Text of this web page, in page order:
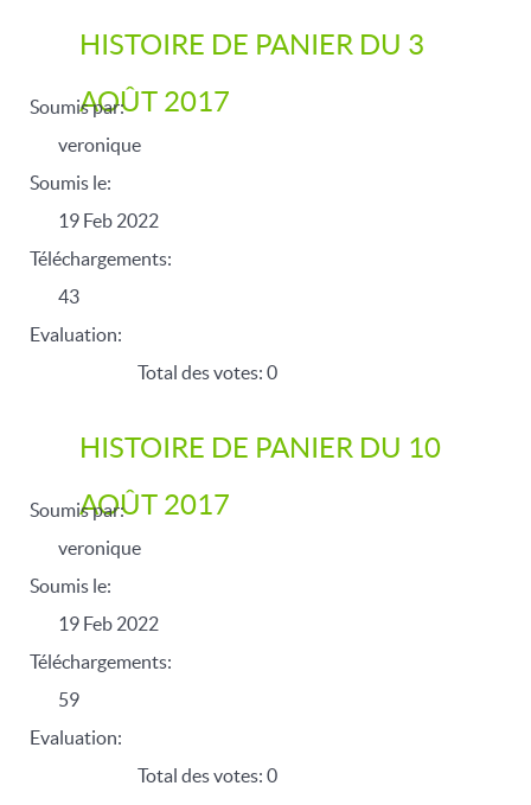
HISTOIRE DE PANIER DU 3
AOÛT 2017
Soumis par:
veronique
Soumis le:
19 Feb 2022
Téléchargements:
43
Evaluation:
Total des votes: 0
HISTOIRE DE PANIER DU 10
AOÛT 2017
Soumis par:
veronique
Soumis le:
19 Feb 2022
Téléchargements:
59
Evaluation:
Total des votes: 0